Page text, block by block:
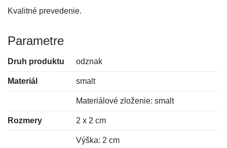
Kvalitné prevedenie.
Parametre
Druh produktu odznak
Materiál smalt
Materiálové zloženie: smalt
Rozmery 2 x 2 cm
Výška: 2 cm